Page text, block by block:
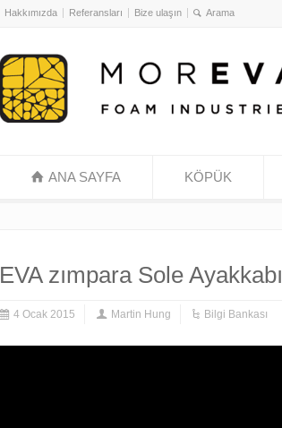
Hakkımızda Referansları Bize ulaşın
ANA SAYFA KÖPÜK
EVA zımpara Sole Ayakkabı
4 Ocak 2015 Martin Hung Bilgi Bankası